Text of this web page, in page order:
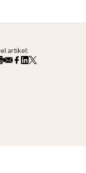
artikel: